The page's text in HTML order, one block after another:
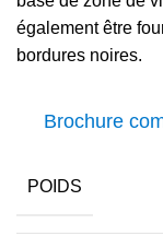
également être
bordures noires.
Brochure
POIDS